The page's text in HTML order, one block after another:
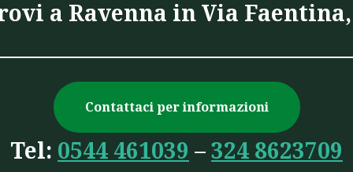
a Ravenna in Via Faentina,
Contattaci per informazioni
Tel: 0544 461039 – 324 8623709